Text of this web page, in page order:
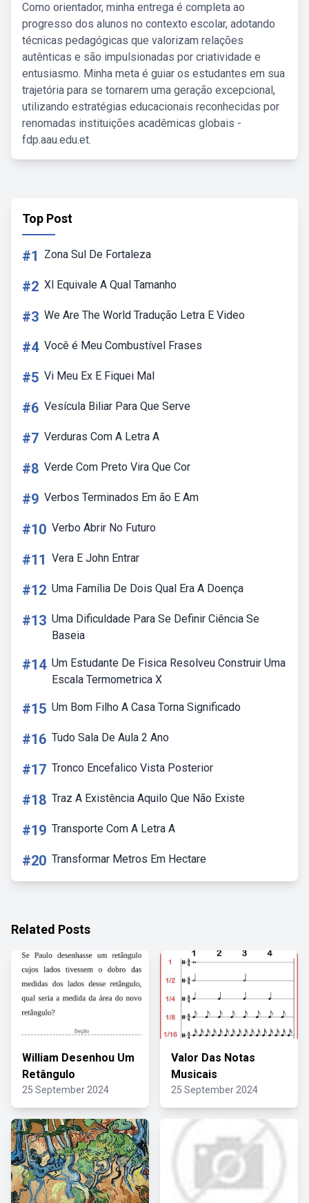
Como orientador, minha entrega é completa ao
progresso dos alunos no contexto escolar, adotando
técnicas pedagógicas que valorizam relações
autênticas e são impulsionadas por criatividade e
entusiasmo. Minha meta é guiar os estudantes em sua
trajetória para se tornarem uma geração excepcional,
utilizando estratégias educacionais reconhecidas por
renomadas instituições acadêmicas globais -
fdp.aau.edu.et.
Top Post
#1 Zona Sul De Fortaleza
#2 Xl Equivale A Qual Tamanho
#3 We Are The World Tradução Letra E Video
#4 Você é Meu Combustível Frases
#5 Vi Meu Ex E Fiquei Mal
#6 Vesícula Biliar Para Que Serve
#7 Verduras Com A Letra A
#8 Verde Com Preto Vira Que Cor
#9 Verbos Terminados Em ão E Am
#10 Verbo Abrir No Futuro
#11 Vera E John Entrar
#12 Uma Família De Dois Qual Era A Doença
#13 Uma Dificuldade Para Se Definir Ciência Se
Baseia
#14 Um Estudante De Fisica Resolveu Construir Uma
Escala Termometrica X
#15 Um Bom Filho A Casa Torna Significado
#16 Tudo Sala De Aula 2 Ano
#17 Tronco Encefalico Vista Posterior
#18 Traz A Existência Aquilo Que Não Existe
#19 Transporte Com A Letra A
#20 Transformar Metros Em Hectare
Related Posts
William Desenhou Um
Retângulo
25 September 2024
Valor Das Notas
Musicais
25 September 2024